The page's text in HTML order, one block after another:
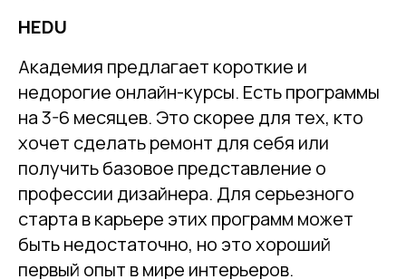
HEDU
Академия предлагает короткие и
недорогие онлайн-курсы. Есть программы
на 3-6 месяцев. Это скорее для тех, кто
хочет сделать ремонт для себя или
получить базовое представление о
профессии дизайнера. Для серьезного
старта в карьере этих программ может
быть недостаточно, но это хороший
первый опыт в мире интерьеров.